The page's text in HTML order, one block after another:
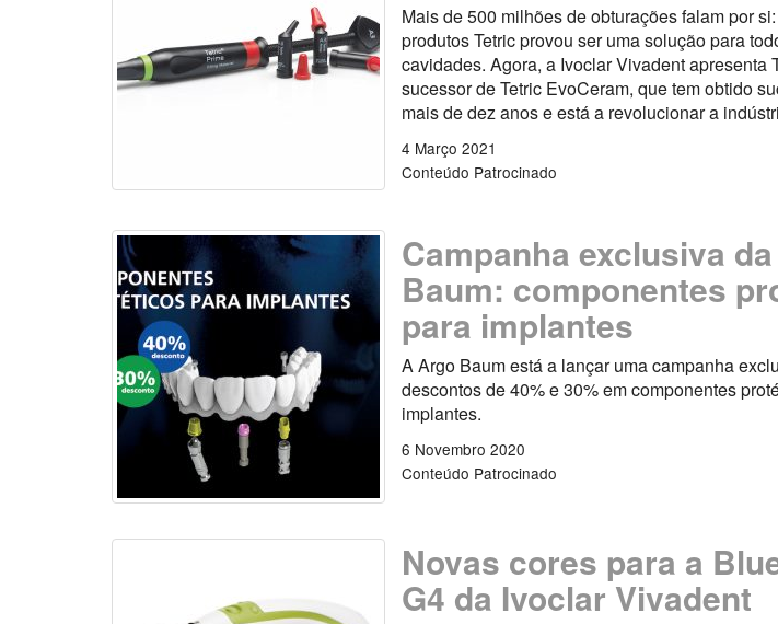
Mais de 500 milhões de obturações falam por
produtos Tetric provou ser uma solução para
cavidades. Agora, a Ivoclar Vivadent apresenta
sucessor de Tetric EvoCeram, que tem obtido
mais de dez anos e está a revolucionar a
4 Março 2021
Conteúdo Patrocinado
Campanha exclusiva
Baum: componentes
para implantes
A Argo Baum está a lançar uma campanha
descontos de 40% e 30% em componentes
implantes.
6 Novembro 2020
Conteúdo Patrocinado
Novas cores para a
G4 da Ivoclar Vivadent